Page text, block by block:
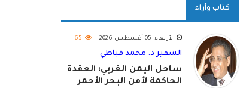
كتاب وآراء
الأربعاء, 05 أغسطس 2026 65
السفير د. محمد قباطي
ساحل اليمن الغربي: العقدة
الحاكمة لأمن البحر الأحمر